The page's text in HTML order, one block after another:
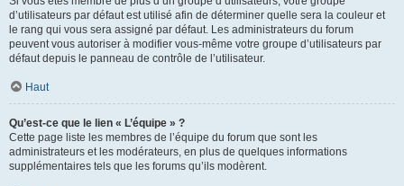
d’utilisateurs par défaut est utilisé afin de déterminer quelle sera la couleur et
le rang qui vous sera assigné par défaut. Les administrateurs du forum
peuvent vous autoriser à modifier vous-même votre groupe d’utilisateurs par
défaut depuis le panneau de contrôle de l’utilisateur.
Haut
Qu’est-ce que le lien « L’équipe » ?
Cette page liste les membres de l’équipe du forum que sont les
administrateurs et les modérateurs, en plus de quelques informations
supplémentaires tels que les forums qu’ils modèrent.